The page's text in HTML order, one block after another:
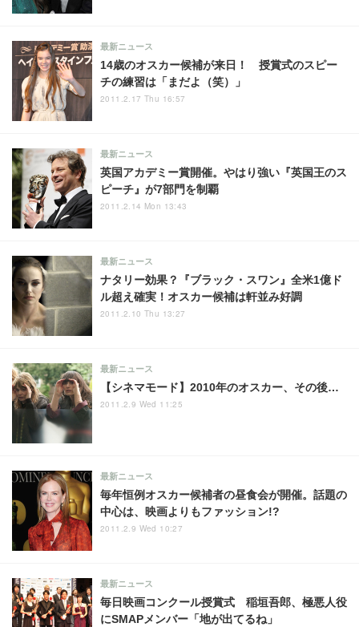
14歳のオスカー候補が来日！ 授賞式のスピー
チの練習は「まだよ（笑）」
最新ニュース
2011.2.17 Thu 16:57
英国アカデミー賞開催。やはり強い『英国王のス
ピーチ』が7部門を制覇
最新ニュース
2011.2.14 Mon 13:43
ナタリー効果？『ブラック・スワン』全米1億ド
ル超え確実！オスカー候補は軒並み好調
最新ニュース
2011.2.10 Thu 13:27
【シネマモード】2010年のオスカー、その後…
最新ニュース
2011.2.9 Wed 11:25
毎年恒例オスカー候補者の昼食会が開催。話題の
中心は、映画よりもファッション!?
最新ニュース
2011.2.9 Wed 10:27
毎日映画コンクール授賞式 稲垣吾郎、極悪人役
にSMAPメンバー「地が出てるね」
最新ニュース